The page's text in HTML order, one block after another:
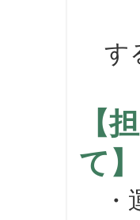
（
す
【
て】
・